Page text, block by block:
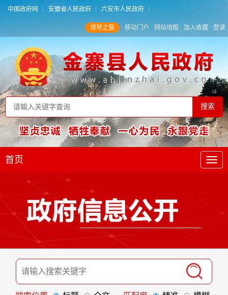
中国政府网 安徽省人民政府 六安市人民政府
领导之窗 移动门户 网站地图 加入收藏 登录
首页